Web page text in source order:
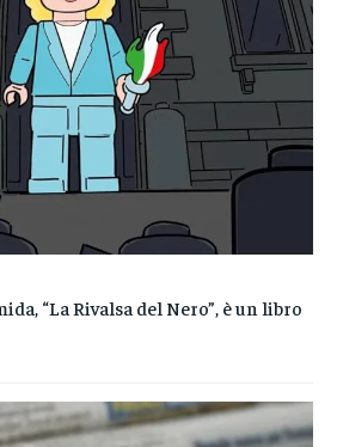
“La Rivalsa del Nero”, è un libro